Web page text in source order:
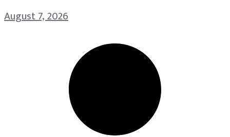
August 7, 2026